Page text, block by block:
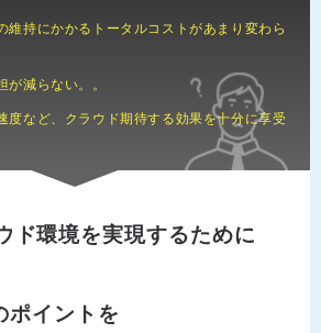
維持にかかるトータルコストがあまり変わら
が減らない。。
度など、クラウド期待する効果を十分に享受
ド環境を実現するために
ポイントを